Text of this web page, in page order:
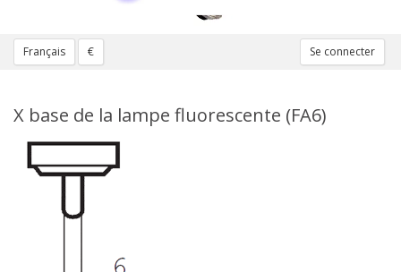
Français € Se connecter
X base de la lampe fluorescente (FA6)